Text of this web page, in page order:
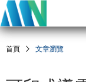
首頁 文章瀏覽